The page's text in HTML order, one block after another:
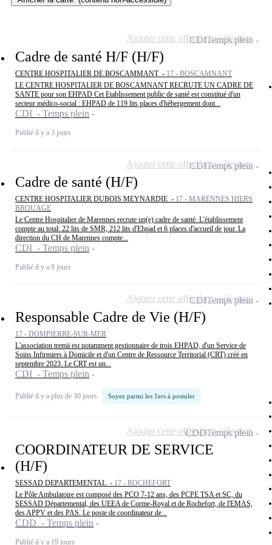
Cadre de santé H/F (H/F)
CENTRE HOSPITALIER DE BOSCAMMANT - 17 - BOSCAMNANT
LE CENTRE HOSPITALIER DE BOSCAMNANT RECRUTE UN CADRE DE
SANTE pour son EHPAD Cet Etablissement public de santé est constitué d'un
secteur médico-social : EHPAD de 119 lits places d'hébergement dont...
CDI - Temps plein
Publié il y a 3 jours
CDITemps plein
Ajouter cette offre à ma sélection
Cadre de santé (H/F)
CENTRE HOSPITALIER DUBOIS MEYNARDIE - 17 - MARENNES HIERS
BROUAGE
Le Centre Hospitalier de Marennes recrute un(e) cadre de santé. L'établissement
compte au total: 22 lits de SMR, 212 lits d'Ehpad et 6 places d'accueil de jour. La
direction du CH de Marennes compte...
CDI - Temps plein
Publié il y a 9 jours
CDITemps plein
Ajouter cette offre à ma sélection
Responsable Cadre de Vie (H/F)
17 - DOMPIERRE-SUR-MER
L'association tremä est notamment gestionnaire de trois EHPAD, d'un Service de
Soins Infirmiers à Domicile et d'un Centre de Ressource Territorial (CRT) créé en
septembre 2023. Le CRT est un...
CDI - Temps plein
Publié il y a plus de 30 jours Soyez parmi les 1ers à postuler
CDITemps plein
Ajouter cette offre à ma sélection
COORDINATEUR DE SERVICE
(H/F)
SESSAD DEPARTEMENTAL - 17 - ROCHEFORT
Le Pôle Ambulatoire est composé des PCO 7-12 ans, des PCPE TSA et SC, du
SESSAD Départemental, des UEEA de Corme-Royal et de Rochefort, de l'EMAS,
des APPV et des PAS. Le poste de coordinateur de...
CDD - Temps plein
Publié il y a 19 jours
CDDTemps plein
Ajouter cette offre à ma sélection